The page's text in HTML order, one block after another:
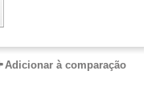
Adicionar à comparação